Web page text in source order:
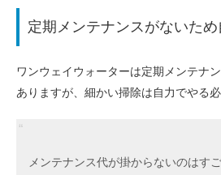
定期メンテナンスがないた
ワンウェイウォーターは定期メンテナ
ありますが、細かい掃除は自力でやる必
メンテナンス代が掛からないのはす